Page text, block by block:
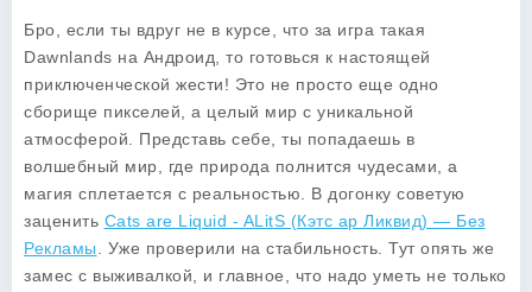
Бро, если ты вдруг не в курсе, что за игра такая
Dawnlands на Андроид, то готовься к настоящей
приключенческой жести! Это не просто еще одно
сборище пикселей, а целый мир с уникальной
атмосферой. Представь себе, ты попадаешь в
волшебный мир, где природа полнится чудесами, а
магия сплетается с реальностью. В догонку советую
заценить Cats are Liquid - ALitS (Кэтс ар Ликвид) — Без
Рекламы . Уже проверили на стабильность. Тут опять же
замес с выживалкой, и главное, что надо уметь не только